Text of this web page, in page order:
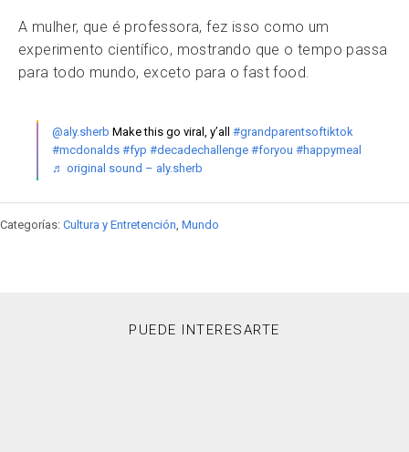
A mulher, que é professora, fez isso como um
experimento científico, mostrando que o tempo passa
para todo mundo, exceto para o fast food.
@aly.sherb Make this go viral, y’all #grandparentsoftiktok
#mcdonalds #fyp #decadechallenge #foryou #happymeal
♬ original sound – aly.sherb
Categorías: Cultura y Entretención Mundo
PUEDE INTERESARTE